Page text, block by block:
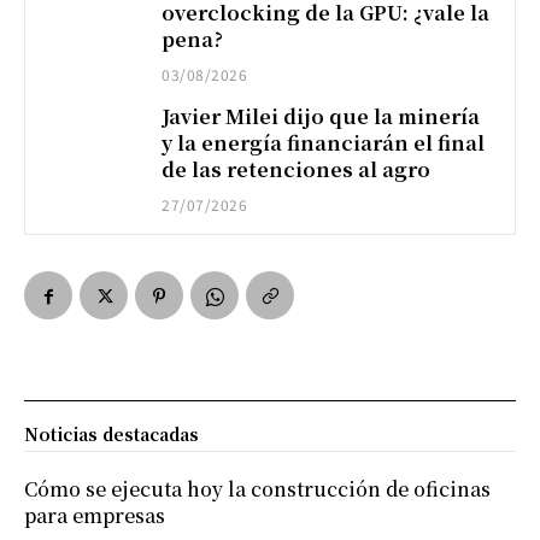
overclocking de la GPU: ¿vale la
pena?
03/08/2026
Javier Milei dijo que la minería
y la energía financiarán el final
de las retenciones al agro
27/07/2026
Noticias destacadas
Cómo se ejecuta hoy la construcción de oficinas
para empresas